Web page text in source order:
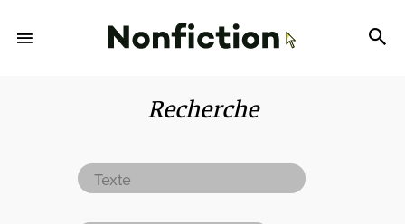
Recherche